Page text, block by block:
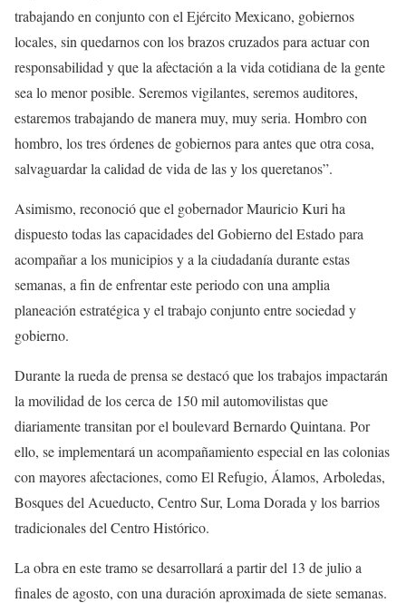
trabajando en conjunto con el Ejército Mexicano, gobiernos
locales, sin quedarnos con los brazos cruzados para actuar con
responsabilidad y que la afectación a la vida cotidiana de la gente
sea lo menor posible. Seremos vigilantes, seremos auditores,
estaremos trabajando de manera muy, muy seria. Hombro con
hombro, los tres órdenes de gobiernos para antes que otra cosa,
salvaguardar la calidad de vida de las y los queretanos”.
Asimismo, reconoció que el gobernador Mauricio Kuri ha
dispuesto todas las capacidades del Gobierno del Estado para
acompañar a los municipios y a la ciudadanía durante estas
semanas, a fin de enfrentar este periodo con una amplia
planeación estratégica y el trabajo conjunto entre sociedad y
gobierno.
Durante la rueda de prensa se destacó que los trabajos impactarán
la movilidad de los cerca de 150 mil automovilistas que
diariamente transitan por el boulevard Bernardo Quintana. Por
ello, se implementará un acompañamiento especial en las colonias
con mayores afectaciones, como El Refugio, Álamos, Arboledas,
Bosques del Acueducto, Centro Sur, Loma Dorada y los barrios
tradicionales del Centro Histórico.
La obra en este tramo se desarrollará a partir del 13 de julio a
finales de agosto, con una duración aproximada de siete semanas.